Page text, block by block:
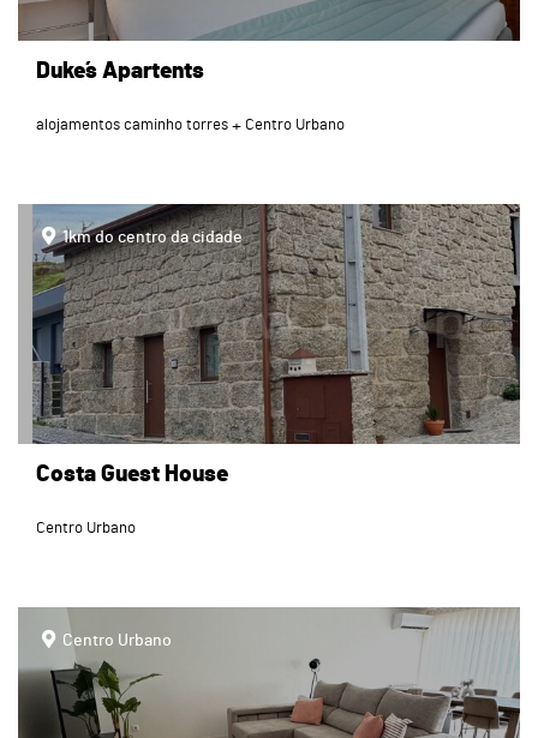
Duke´s Apartents
alojamentos caminho torres Centro Urbano
page
1km do centro da cidade
Costa Guest House
Centro Urbano
page
Centro Urbano